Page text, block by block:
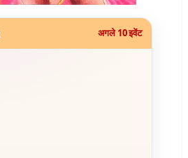
अगले 10 इवेंट